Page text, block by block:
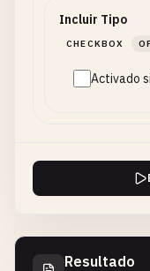
Incluir Tipo
CHECKBOX
Activado
Resultado